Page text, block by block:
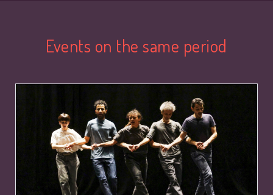
Events on the same period